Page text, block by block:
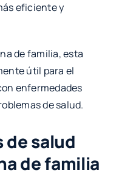
eficiente y
de familia, esta
útil para el
enfermedades
de salud.
de salud
de familia